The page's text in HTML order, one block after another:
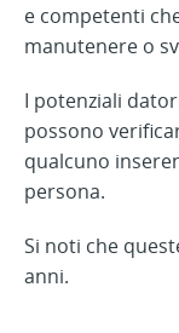
e competenti
manutenere o
I potenziali
possono
qualcuno
persona.
Si noti che
anni.